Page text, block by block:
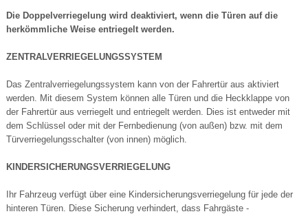
Die Doppelverriegelung wird deaktiviert, wenn die Türen auf die
herkömmliche Weise entriegelt werden.
ZENTRALVERRIEGELUNGSSYSTEM
Das Zentralverriegelungssystem kann von der Fahrertür aus aktiviert
werden. Mit diesem System können alle Türen und die Heckklappe von
der Fahrertür aus verriegelt und entriegelt werden. Dies ist entweder mit
dem Schlüssel oder mit der Fernbedienung (von außen) bzw. mit dem
Türverriegelungsschalter (von innen) möglich.
KINDERSICHERUNGSVERRIEGELUNG
Ihr Fahrzeug verfügt über eine Kindersicherungsverriegelung für jede der
hinteren Türen. Diese Sicherung verhindert, dass Fahrgäste -